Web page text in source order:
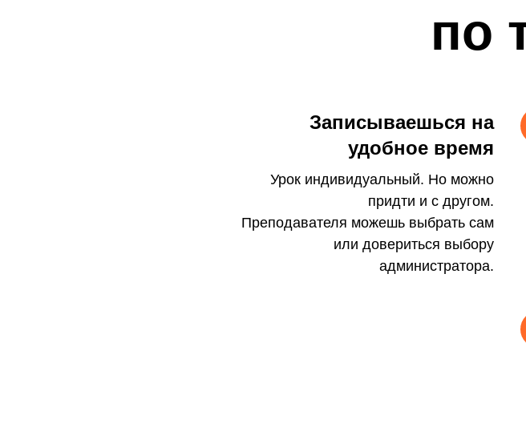
по
Записываешься на
удобное время
Урок индивидуальный. Но можно
придти и с другом.
Преподавателя можешь выбрать сам
или довериться выбору
администратора.